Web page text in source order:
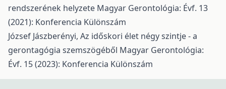
rendszerének helyzete Magyar Gerontológia: Évf. 13
(2021): Konferencia Különszám
József Jászberényi, Az időskori élet négy szintje - a
gerontagógia szemszögéből Magyar Gerontológia:
Évf. 15 (2023): Konferencia Különszám